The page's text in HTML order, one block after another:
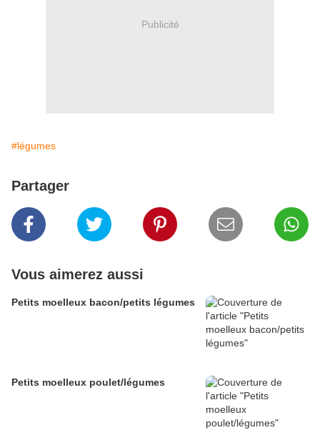
Publicité
#légumes
Partager
Vous aimerez aussi
Petits moelleux bacon/petits légumes
Petits moelleux poulet/légumes